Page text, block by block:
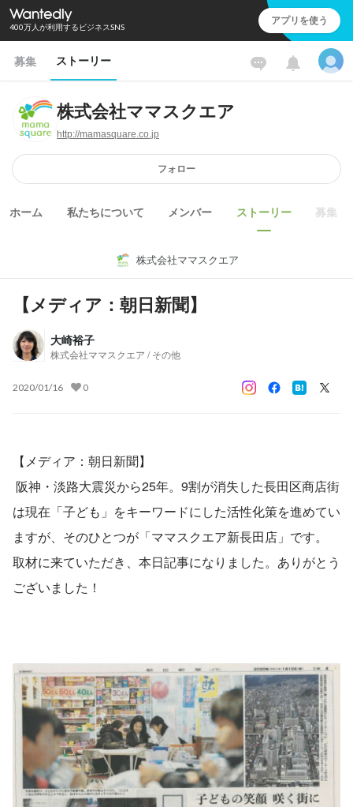
400万人が利用するビジネスSNS アプリを使う
募集 ストーリー
株式会社ママスクエア
http://mamasquare.co.jp
フォロー
ホーム 私たちについて メンバー ストーリー 募集
株式会社ママスクエア
【メディア：朝日新聞】
大崎裕子
株式会社ママスクエア / その他
2020/01/16 0
【メディア：朝日新聞】
は現在「子ども」をキーワードにした活性化策を進めてい
ますが、そのひとつが「ママスクエア新長田店」です。
取材に来ていただき、本日記事になりました。ありがとう
ございました！